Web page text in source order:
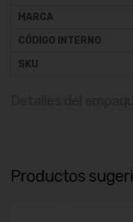
MARCA
CÓDIGO INTERNO
SKU
Productos